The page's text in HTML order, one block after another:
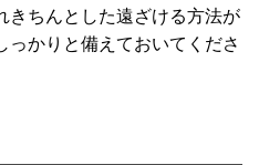
きちんとした遠ざける方法が
かりと備えておいてくださ